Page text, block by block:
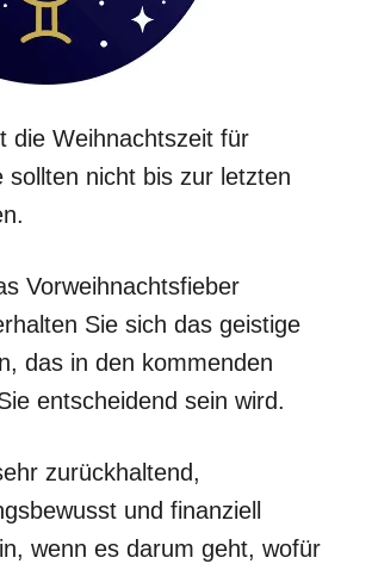
die Weihnachtszeit für
sollten nicht bis zur letzten
Vorweihnachtsfieber
Sie sich das geistige
das in den kommenden
entscheidend sein wird.
zurückhaltend,
und finanziell
wenn es darum geht, wofür